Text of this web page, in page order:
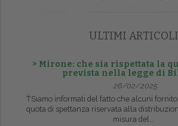
ULTIMI ARTICOLI
> Mirone: che sia rispettata la
prevista nella legge di
26/02/2025
ŤSiamo informati del fatto che alcuni
quota di spettanza riservata alla
misura del...